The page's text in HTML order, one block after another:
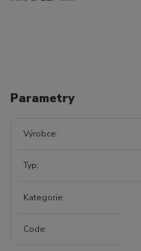
Parametry
Výrobce
Typ
Kategorie
Code